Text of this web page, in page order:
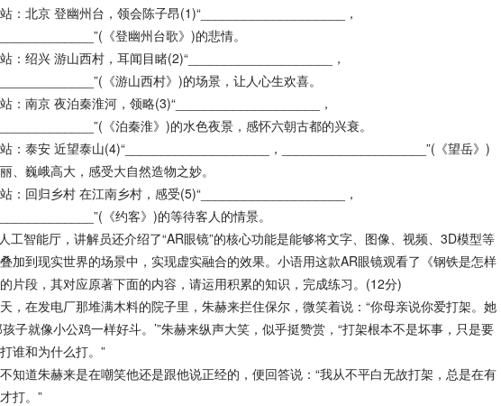
北京 登幽州台，领会陈子昂(1)“____________________，
《登幽州台歌》)的悲情。
绍兴 游山西村，耳闻目睹(2)“____________________，
《游山西村》)的场景，让人心生欢喜。
南京 夜泊秦淮河，领略(3)“____________________，
《泊秦淮》)的水色夜景，感怀六朝古都的兴衰。
泰安 近望泰山(4)“____________________，____________________”(《望岳》)
、巍峨高大，感受大自然造物之妙。
回归乡村 在江南乡村，感受(5)“____________________，
《约客》)的等待客人的情景。
智能厅，讲解员还介绍了“AR眼镜”的核心功能是能够将文字、图像、视频、3D模型等
加到现实世界的场景中，实现虚实融合的效果。小语用这款AR眼镜观看了《钢铁是怎样
片段，其对应原著下面的内容，请运用积累的知识，完成练习。(12分)
在发电厂那堆满木料的院子里，朱赫来拦住保尔，微笑着说：“你母亲说你爱打架。她
孩子就像小公鸡一样好斗。’”朱赫来纵声大笑，似乎挺赞赏，“打架根本不是坏事，只是要
谁和为什么打。”
道朱赫来是在嘲笑他还是跟他说正经的，便回答说：“我从不平白无故打架，总是在有
打。”